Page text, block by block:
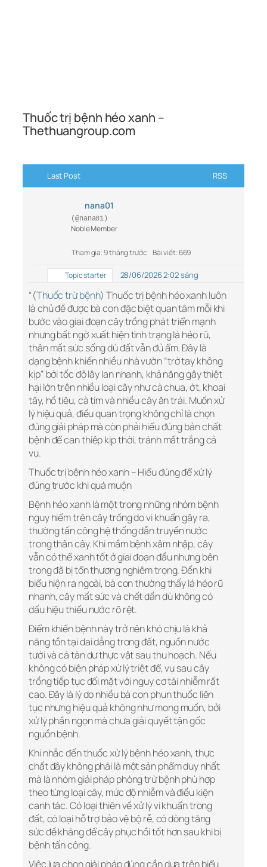
Thuốc trị bệnh héo xanh –
Thethuangroup.com
Last Post RSS
nana01
(@nana01)
Noble Member
Tham gia: 9 tháng trước Bài viết: 669
Topic starter 28/06/2026 2:02 sáng
“(Thuốc trừ bệnh) Thuốc trị bệnh héo xanh luôn
là chủ đề được bà con đặc biệt quan tâm mỗi khi
bước vào giai đoạn cây trồng phát triển mạnh
nhưng bất ngờ xuất hiện tình trạng lá héo rũ,
thân mất sức sống dù đất vẫn đủ ẩm. Đây là
dạng bệnh khiến nhiều nhà vườn “trở tay không
kịp” bởi tốc độ lây lan nhanh, khả năng gây thiệt
hại lớn trên nhiều loại cây như cà chua, ớt, khoai
tây, hồ tiêu, cà tím và nhiều cây ăn trái. Muốn xử
lý hiệu quả, điều quan trọng không chỉ là chọn
đúng giải pháp mà còn phải hiểu đúng bản chất
bệnh để can thiệp kịp thời, tránh mất trắng cả
vụ.
Thuốc trị bệnh héo xanh – Hiểu đúng để xử lý
đúng trước khi quá muộn
Bệnh héo xanh là một trong những nhóm bệnh
nguy hiểm trên cây trồng do vi khuẩn gây ra,
thường tấn công hệ thống dẫn truyền nước
trong thân cây. Khi mầm bệnh xâm nhập, cây
vẫn có thể xanh tốt ở giai đoạn đầu nhưng bên
trong đã bị tổn thương nghiêm trọng. Đến khi
biểu hiện ra ngoài, bà con thường thấy lá héo rũ
nhanh, cây mất sức và chết dần dù không có
dấu hiệu thiếu nước rõ rệt.
Điểm khiến bệnh này trở nên khó chịu là khả
năng tồn tại dai dẳng trong đất, nguồn nước
tưới và cả tàn dư thực vật sau thu hoạch. Nếu
không có biện pháp xử lý triệt để, vụ sau cây
trồng tiếp tục đối mặt với nguy cơ tái nhiễm rất
cao. Đây là lý do nhiều bà con phun thuốc liên
tục nhưng hiệu quả không như mong muốn, bởi
xử lý phần ngọn mà chưa giải quyết tận gốc
nguồn bệnh.
Khi nhắc đến thuốc xử lý bệnh héo xanh, thực
chất đây không phải là một sản phẩm duy nhất
mà là nhóm giải pháp phòng trừ bệnh phù hợp
theo từng loại cây, mức độ nhiễm và điều kiện
canh tác. Có loại thiên về xử lý vi khuẩn trong
đất, có loại hỗ trợ bảo vệ bộ rễ, có dòng tăng
sức đề kháng để cây phục hồi tốt hơn sau khi bị
bệnh tấn công.
Việc lựa chọn giải pháp đúng cần dựa trên biểu